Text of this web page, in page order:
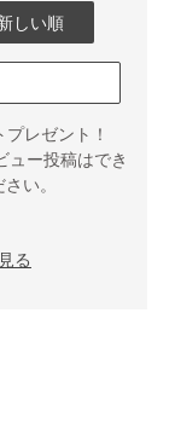
しい順
レゼント！
ー投稿はでき
い。
る